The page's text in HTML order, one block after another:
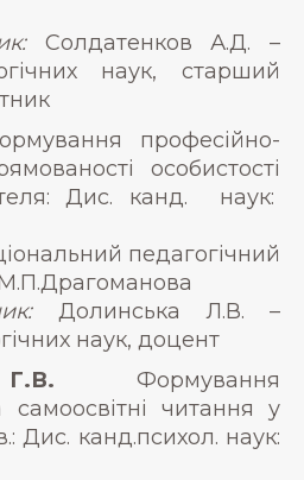
Солдатенков А.Д. –
наук, старший
професійно-
особистості
Дис. канд. наук:
педагогічний
М.П.Драгоманова
Долинська Л.В. –
наук, доцент
Г.В. Формування
самоосвітні читання у
Дис. канд.психол. наук: